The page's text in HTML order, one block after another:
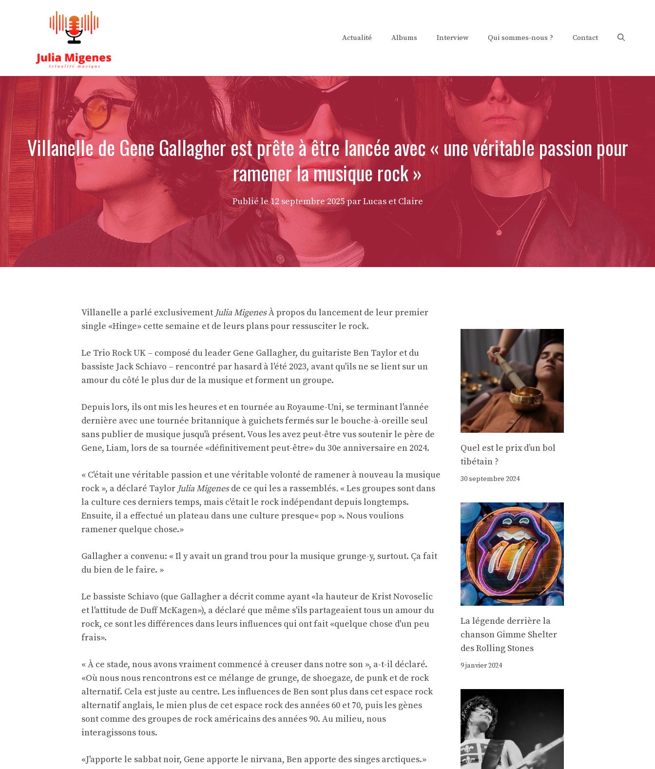
Actualité Albums Interview Qui sommes-nous ? Contact
Villanelle de Gene Gallagher est prête à être lancée avec « une véritable passion pour
ramener la musique rock »
Publié le12 septembre 2025 par Lucas et Claire
Villanelle a parlé exclusivement Julia MigenesÀ propos du lancement de leur premier
single «Hinge» cette semaine et de leurs plans pour ressusciter le rock.
Le Trio Rock UK – composé du leader Gene Gallagher, du guitariste Ben Taylor et du
bassiste Jack Schiavo – rencontré par hasard à l'été 2023, avant qu'ils ne se lient sur un
amour du côté le plus dur de la musique et forment un groupe.
Depuis lors, ils ont mis les heures et en tournée au Royaume-Uni, se terminant l'année
dernière avec une tournée britannique à guichets fermés sur le bouche-à-oreille seul
sans publier de musique jusqu'à présent. Vous les avez peut-être vus soutenir le père de
Gene, Liam, lors de sa tournée «définitivement peut-être» du 30e anniversaire en 2024.
« C'était une véritable passion et une véritable volonté de ramener à nouveau la musique
rock », a déclaré Taylor Julia Migenesde ce qui les a rassemblés. « Les groupes sont dans
la culture ces derniers temps, mais c'était le rock indépendant depuis longtemps.
Ensuite, il a effectué un plateau dans une culture presque« pop ». Nous voulions
ramener quelque chose.»
Gallagher a convenu: « Il y avait un grand trou pour la musique grunge-y, surtout. Ça fait
du bien de le faire. »
Le bassiste Schiavo (que Gallagher a décrit comme ayant «la hauteur de Krist Novoselic
et l'attitude de Duff McKagen»), a déclaré que même s'ils partageaient tous un amour du
rock, ce sont les différences dans leurs influences qui ont fait «quelque chose d'un peu
frais».
« À ce stade, nous avons vraiment commencé à creuser dans notre son », a-t-il déclaré.
«Où nous nous rencontrons est ce mélange de grunge, de shoegaze, de punk et de rock
alternatif. Cela est juste au centre. Les influences de Ben sont plus dans cet espace rock
alternatif anglais, le mien plus de cet espace rock des années 60 et 70, puis les gènes
sont comme des groupes de rock américains des années 90. Au milieu, nous
interagissons tous.
«J'apporte le sabbat noir, Gene apporte le nirvana, Ben apporte des singes arctiques.»
Quel est le prix d’un bol
tibétain ?
30 septembre 2024
La légende derrière la
chanson Gimme Shelter
des Rolling Stones
9 janvier 2024